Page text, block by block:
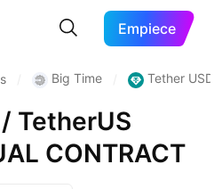
Empiece
Big Time Tether
TetherUS
CONTRACT